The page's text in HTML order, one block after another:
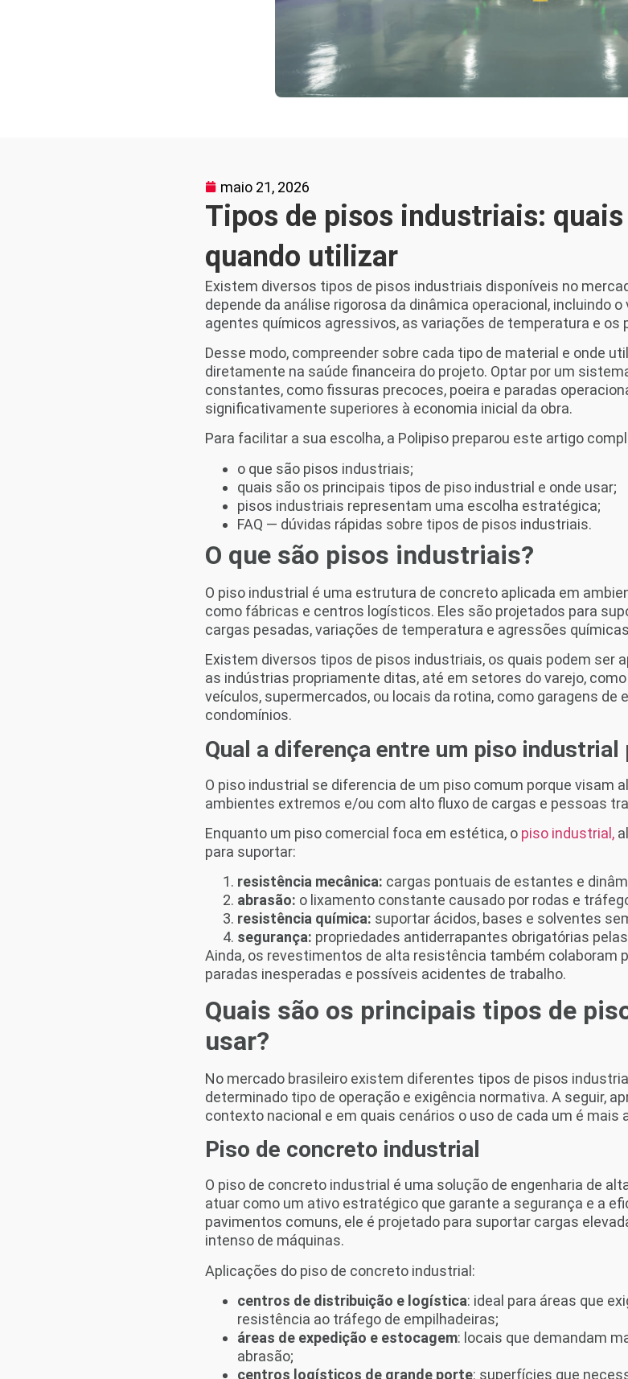
maio 21, 2026
Tipos de pisos industriais:
quando utilizar
Existem diversos tipos de pisos industriais disponíveis no
depende da análise rigorosa da dinâmica operacional, incluindo
agentes químicos agressivos, as variações de temperatura e os
Desse modo, compreender sobre cada tipo de material e onde
diretamente na saúde financeira do projeto. Optar por um
constantes, como fissuras precoces, poeira e paradas
significativamente superiores à economia inicial da obra.
Para facilitar a sua escolha, a Polipiso preparou este artigo
o que são pisos industriais;
quais são os principais tipos de piso industrial e onde usar;
pisos industriais representam uma escolha estratégica;
FAQ — dúvidas rápidas sobre tipos de pisos industriais.
O que são pisos industriais?
O piso industrial é uma estrutura de concreto aplicada em
como fábricas e centros logísticos. Eles são projetados para
cargas pesadas, variações de temperatura e agressões
Existem diversos tipos de pisos industriais, os quais podem ser
as indústrias propriamente ditas, até em setores do varejo,
veículos, supermercados, ou locais da rotina, como garagens
condomínios.
Qual a diferença entre um piso industrial
O piso industrial se diferencia de um piso comum porque visam
ambientes extremos e/ou com alto fluxo de cargas e pessoas
Enquanto um piso comercial foca em estética, o piso industrial,
para suportar:
resistência mecânica: cargas pontuais de estantes e
abrasão: o lixamento constante causado por rodas e
resistência química: suportar ácidos, bases e solventes
segurança: propriedades antiderrapantes obrigatórias
Ainda, os revestimentos de alta resistência também colaboram
paradas inesperadas e possíveis acidentes de trabalho.
Quais são os principais tipos de
usar?
No mercado brasileiro existem diferentes tipos de pisos
determinado tipo de operação e exigência normativa. A seguir,
contexto nacional e em quais cenários o uso de cada um é mais
Piso de concreto industrial
O piso de concreto industrial é uma solução de engenharia de
atuar como um ativo estratégico que garante a segurança e a
pavimentos comuns, ele é projetado para suportar cargas
intenso de máquinas.
Aplicações do piso de concreto industrial:
centros de distribuição e logística: ideal para áreas que
resistência ao tráfego de empilhadeiras;
áreas de expedição e estocagem: locais que demandam
abrasão;
centros logísticos de grande porte: superfícies que